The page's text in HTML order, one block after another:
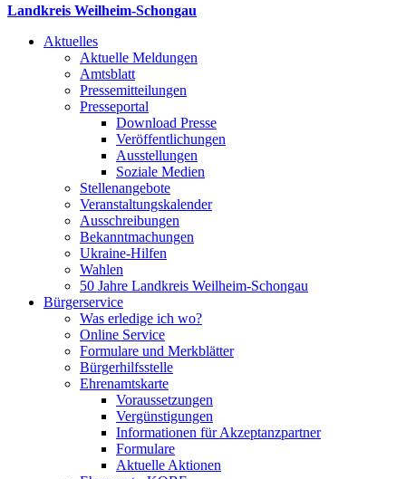
Landkreis Weilheim-Schongau
Aktuelles
Aktuelle Meldungen
Amtsblatt
Pressemitteilungen
Presseportal
Download Presse
Veröffentlichungen
Ausstellungen
Soziale Medien
Stellenangebote
Veranstaltungskalender
Ausschreibungen
Bekanntmachungen
Ukraine-Hilfen
Wahlen
50 Jahre Landkreis Weilheim-Schongau
Bürgerservice
Was erledige ich wo?
Online Service
Formulare und Merkblätter
Bürgerhilfsstelle
Ehrenamtskarte
Voraussetzungen
Vergünstigungen
Informationen für Akzeptanzpartner
Formulare
Aktuelle Aktionen